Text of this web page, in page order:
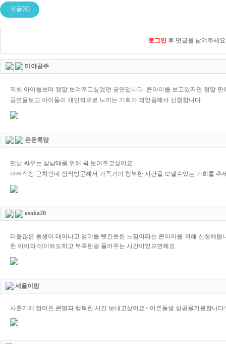
댓글(8)
로그인 후 덧글을 남겨주세요
미야공주
저희 아이들보며 정말 보여주고싶었던 공연입니다. 큰아이를 보고있자면 정말
공연을보고 아이들이 개인적으로 느끼는 기회가 되었음해서 신청합니다
은윤룩맘
맨날 싸우는 삼남매를 위해 꼭 보여주고싶어요
아빠직장 근처인데 깜짝방문해서 가족과의 행복한 시간을 보낼수있는 기회를 주
asoka20
터울많은 동생이 태어나고 엄마를 뺏긴듯한 느낌이라는 큰아이를 위해 신청해
한 아이와 데이트도하고 부족한걸 풀어주는 시간이었으면해요
세율이맘
사춘기에 접어든 큰딸과 행복한 시간 보내고싶어요~ 어른동생 성공을기원합니다